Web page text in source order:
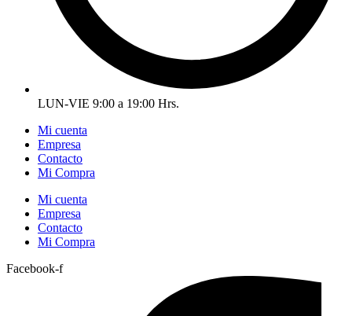
LUN-VIE 9:00 a 19:00 Hrs.
Mi cuenta
Empresa
Contacto
Mi Compra
Mi cuenta
Empresa
Contacto
Mi Compra
Facebook-f